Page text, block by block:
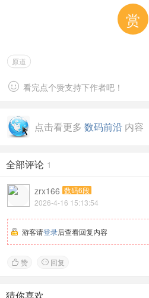
赏
原道
 看完点个赞支持下作者吧！
点击看更多 数码前沿 内容
全部评论 1
zrx166 数码6段
2026-4-16 15:13:54
游客请登录后查看回复内容
 赞  回复